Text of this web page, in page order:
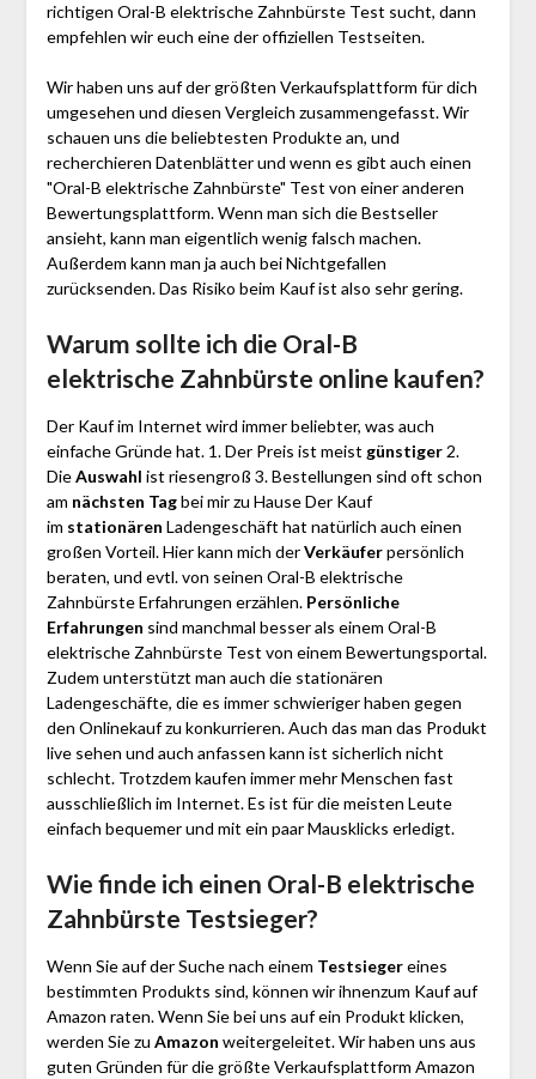
richtigen Oral-B elektrische Zahnbürste Test sucht, dann
empfehlen wir euch eine der offiziellen Testseiten.
Wir haben uns auf der größten Verkaufsplattform für dich
umgesehen und diesen Vergleich zusammengefasst. Wir
schauen uns die beliebtesten Produkte an, und
recherchieren Datenblätter und wenn es gibt auch einen
"Oral-B elektrische Zahnbürste" Test von einer anderen
Bewertungsplattform. Wenn man sich die Bestseller
ansieht, kann man eigentlich wenig falsch machen.
Außerdem kann man ja auch bei Nichtgefallen
zurücksenden. Das Risiko beim Kauf ist also sehr gering.
Warum sollte ich die Oral-B
elektrische Zahnbürste online kaufen?
Der Kauf im Internet wird immer beliebter, was auch
einfache Gründe hat. 1. Der Preis ist meist günstiger2.
DieAuswahl ist riesengroß 3. Bestellungen sind oft schon
am nächsten Tagbei mir zu Hause Der Kauf
im stationären Ladengeschäft hat natürlich auch einen
großen Vorteil. Hier kann mich derVerkäuferpersönlich
beraten, und evtl. von seinen Oral-B elektrische
Zahnbürste Erfahrungen erzählen. Persönliche
Erfahrungen sind manchmal besser als einem Oral-B
elektrische Zahnbürste Test von einem Bewertungsportal.
Zudem unterstützt man auch die stationären
Ladengeschäfte, die es immer schwieriger haben gegen
den Onlinekauf zu konkurrieren. Auch das man das Produkt
live sehen und auch anfassen kann ist sicherlich nicht
schlecht. Trotzdem kaufen immer mehr Menschen fast
ausschließlich im Internet. Es ist für die meisten Leute
einfach bequemer und mit ein paar Mausklicks erledigt.
Wie finde ich einen Oral-B elektrische
Zahnbürste Testsieger?
Wenn Sie auf der Suche nach einem Testsiegereines
bestimmten Produkts sind, können wir ihnenzum Kauf auf
Amazon raten. Wenn Sie bei uns auf ein Produkt klicken,
werden Sie zu Amazon weitergeleitet. Wir haben uns aus
guten Gründen für die größte Verkaufsplattform Amazon